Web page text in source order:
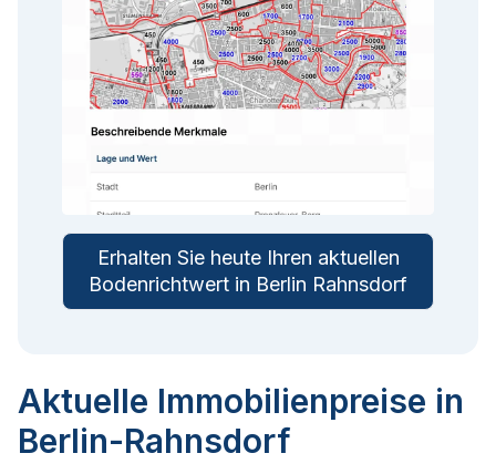
Erhalten Sie heute Ihren aktuellen
Bodenrichtwert in Berlin Rahnsdorf
Aktuelle Immobilienpreise in
Berlin-Rahnsdorf